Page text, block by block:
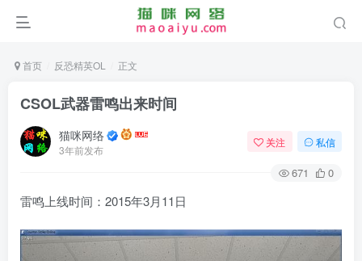
首页 反恐精英OL 正文
CSOL武器雷鸣出来时间
猫咪网络
3年前发布
关注 私信
671 0
雷鸣上线时间：2015年3月11日